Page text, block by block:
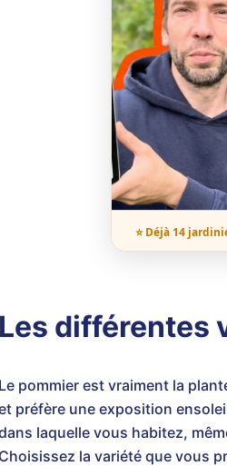
⭐ Déjà 14
Les différentes
Le pommier est vraiment la
préfère une exposition
laquelle vous habitez,
Choisissez la variété que vous